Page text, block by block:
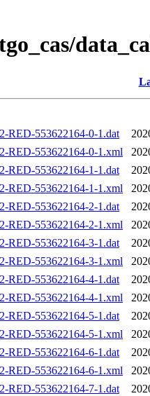
RED-553622164-0-1.dat
RED-553622164-0-1.xml
RED-553622164-1-1.dat
RED-553622164-1-1.xml
RED-553622164-2-1.dat
RED-553622164-2-1.xml
RED-553622164-3-1.dat
RED-553622164-3-1.xml
RED-553622164-4-1.dat
RED-553622164-4-1.xml
RED-553622164-5-1.dat
RED-553622164-5-1.xml
RED-553622164-6-1.dat
RED-553622164-6-1.xml
RED-553622164-7-1.dat